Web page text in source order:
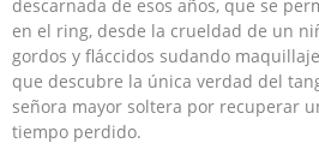
descarnada de esos años, que se
en el ring, desde la crueldad de un
gordos y fláccidos sudando
que descubre la única verdad del
señora mayor soltera por recuperar
tiempo perdido.